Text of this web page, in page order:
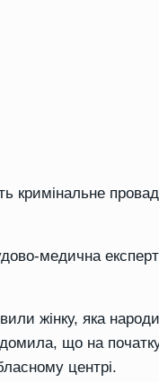
кримінальне
медична
жінку, яка
що на
центрі.